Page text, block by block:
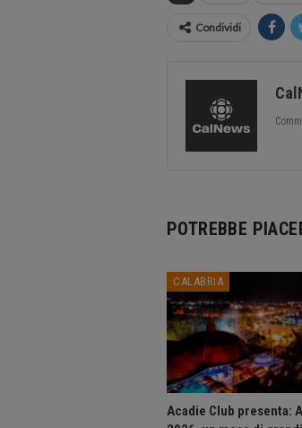
Condividi
POTREBBE
CALABRIA
Acadie Club presenta: